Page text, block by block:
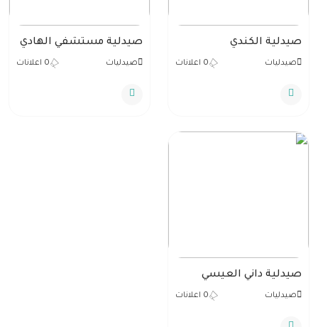
صيدلية الكندي
صيدليات 0 اعلانات
صيدلية مستشفي الهادي
صيدليات 0 اعلانات
صيدلية داني العيسي
صيدليات 0 اعلانات